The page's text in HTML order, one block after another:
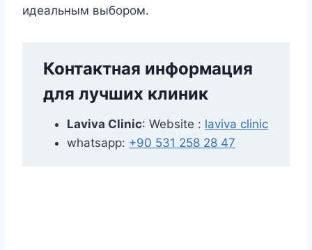
идеальным выбором.
Контактная информация
для лучших клиник
Laviva Clinic: Website : laviva clinic
whatsapp: +90 531 258 28 47